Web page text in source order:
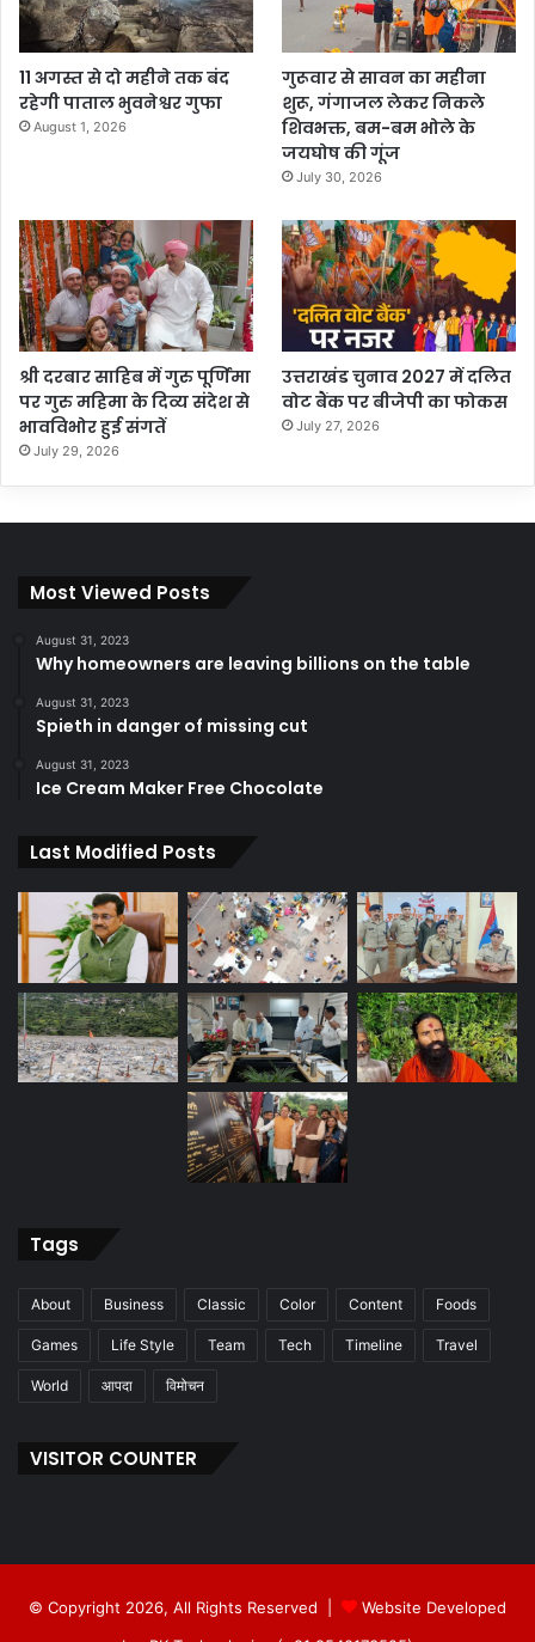
11 अगस्त से दो महीने तक बंद
रहेगी पाताल भुवनेश्वर गुफा
August 1, 2026
गुरूवार से सावन का महीना
शुरू, गंगाजल लेकर निकले
शिवभक्त, बम-बम भोले के
जयघोष की गूंज
July 30, 2026
श्री दरबार साहिब में गुरु पूर्णिमा
पर गुरु महिमा के दिव्य संदेश से
भावविभोर हुई संगतें
July 29, 2026
उत्तराखंड चुनाव 2027 में दलित
वोट बैंक पर बीजेपी का फोकस
July 27, 2026
Most Viewed Posts
August 31, 2023
Why homeowners are leaving billions on the table
August 31, 2023
Spieth in danger of missing cut
August 31, 2023
Ice Cream Maker Free Chocolate
Last Modified Posts
Tags
About Business Classic Color Content Foods
Games Life Style Team Tech Timeline Travel
World आपदा विमोचन
VISITOR COUNTER
© Copyright 2026, All Rights Reserved |
Website Developed